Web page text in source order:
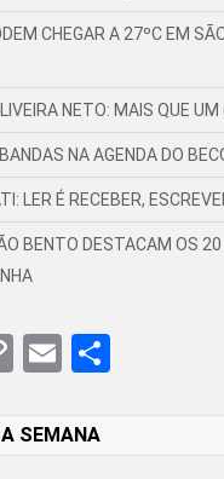
CHEGAR A 27ºC EM
NETO: MAIS QUE UM
NA AGENDA DO
LER É RECEBER,
BENTO DESTACAM OS 20
CopyEmailShare
SEMANA